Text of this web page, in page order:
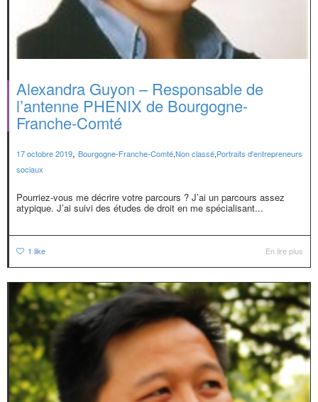
Alexandra Guyon – Responsable de
l’antenne PHENIX de Bourgogne-
Franche-Comté
17 octobre 2019, Bourgogne-Franche-Comté,Non classé,Portraits d'entrepreneurs
sociaux
Pourriez-vous me décrire votre parcours ? J’ai un parcours assez
atypique. J’ai suivi des études de droit en me spécialisant...
1 like En lire plus